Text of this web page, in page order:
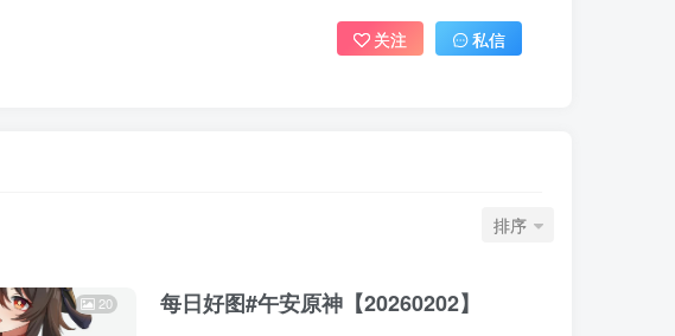
关注 私信
排序
20 每日好图#午安原神【20260202】